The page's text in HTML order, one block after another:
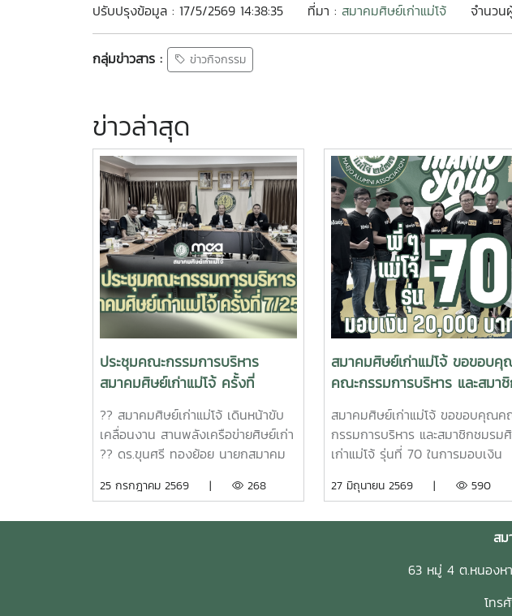
ปรับปรุงข้อมูล : 17/5/2569 14:38:35 ที่มา : สมาคมศิษย์เก่าแม่โจ้ จำนวน
กลุ่มข่าวสาร : ข่าวกิจกรรม
ข่าวล่าสุด
ประชุมคณะกรรมการบริหาร
สมาคมศิษย์เก่าแม่โจ้ ครั้งที่
?? สมาคมศิษย์เก่าแม่โจ้ เดินหน้าขับ
เคลื่อนงาน สานพลังเครือข่ายศิษย์เก่า
?? ดร.ขุนศรี ทองย้อย นายกสมาคม
ประชุมคณะกรรมการบริหารสมาคม
25 กรกฎาคม 2569 | 268
สมาคมศิษย์เก่าแม่โจ้ ขอขอบ
คณะกรรมการบริหาร และสมา
ชมรมศิษย์เก่าแม่โจ้ รุ่นที่ 70
สมาคมศิษย์เก่าแม่โจ้ ขอขอบคุณค
กรรมการบริหาร และสมาชิกชมรม
เก่าแม่โจ้ รุ่นที่ 70 ในการมอบเงิน
“กองทุนแม่โจ้ ไม่ทอดทิ้งกัน”ขอ
พี่ ๆ แม่โจ้ รุ่นที่ 70 และครอบครัว
ปราศจากโรคภัยไข้เจ็บ และเจริญ
27 มิถุนายน 2569 | 590
สม
63 หมู่ 4 ต.หนองห
โทร